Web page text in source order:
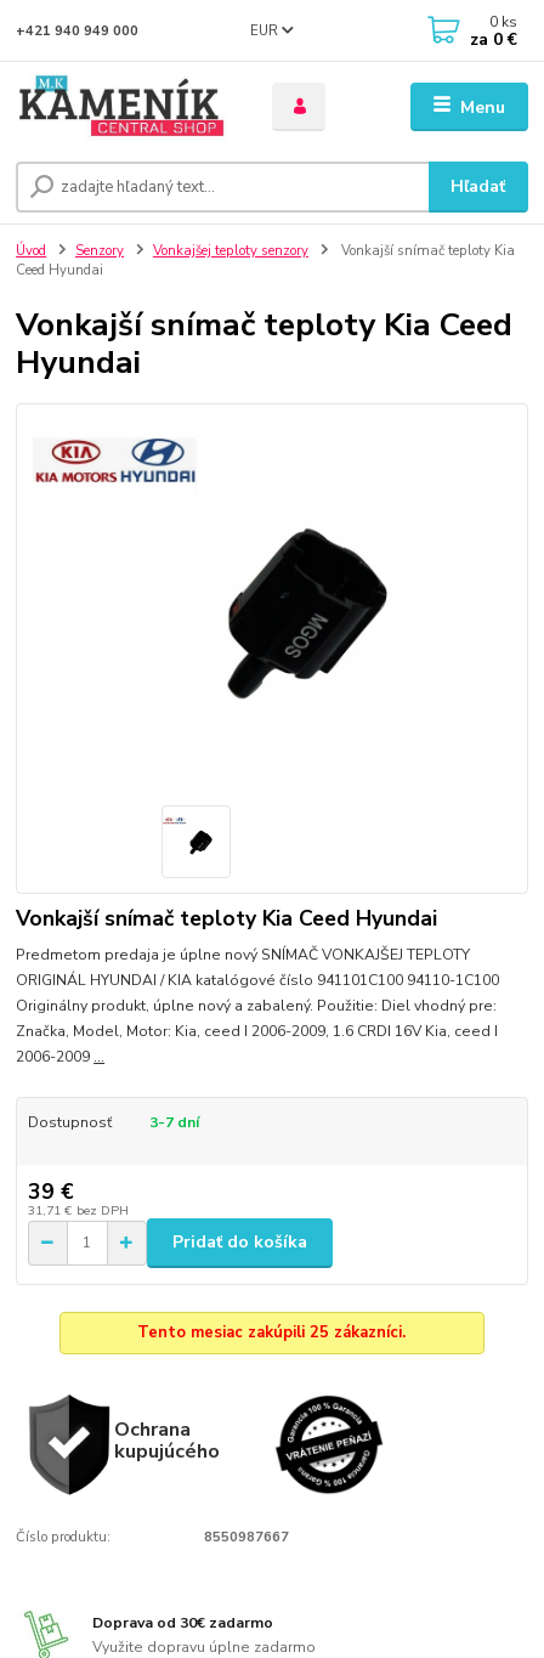
Menu
EUR
Hľadať
+421 940 949 000 0 ks
za 0 €
Úvod Senzory Vonkajšej teploty senzory
Vonkajší snímač teploty Kia
Ceed Hyundai
Vonkajší snímač teploty Kia Ceed
Hyundai
Vonkajší snímač teploty Kia Ceed Hyundai
Predmetom predaja je úplne nový SNÍMAČ VONKAJŠEJ TEPLOTY
ORIGINÁL HYUNDAI / KIA katalógové číslo 941101C100 94110-1C100
Originálny produkt, úplne nový a zabalený. Použitie: Diel vhodný pre:
Značka, Model, Motor: Kia, ceed I 2006-2009, 1.6 CRDI 16V Kia, ceed I
2006-2009 ...
Dostupnosť 3-7 dní
39 €
31,71 € bez DPH
Pridať do košíka
Tento mesiac zakúpili 25 zákazníci.
Ochrana
kupujúcého
Číslo produktu: 8550987667
Doprava od 30€ zadarmo
Využite dopravu úplne zadarmo